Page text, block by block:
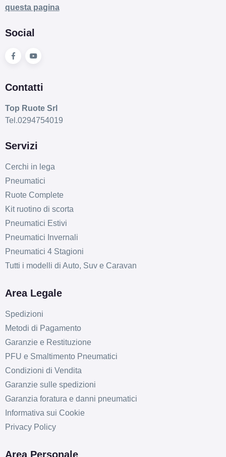
questa pagina
Social
Contatti
Top Ruote Srl
Tel.0294754019
Servizi
Cerchi in lega
Pneumatici
Ruote Complete
Kit ruotino di scorta
Pneumatici Estivi
Pneumatici Invernali
Pneumatici 4 Stagioni
Tutti i modelli di Auto, Suv e Caravan
Area Legale
Spedizioni
Metodi di Pagamento
Garanzie e Restituzione
PFU e Smaltimento Pneumatici
Condizioni di Vendita
Garanzie sulle spedizioni
Garanzia foratura e danni pneumatici
Informativa sui Cookie
Privacy Policy
Area Personale